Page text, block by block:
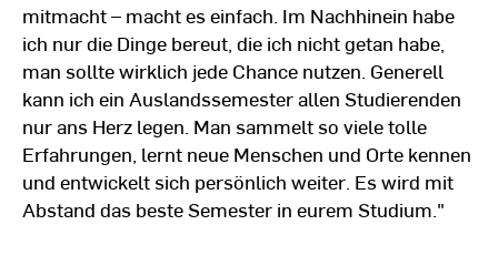
mitmacht – macht es einfach. Im Nachhinein habe
ich nur die Dinge bereut, die ich nicht getan habe,
man sollte wirklich jede Chance nutzen. Generell
kann ich ein Auslandssemester allen Studierenden
nur ans Herz legen. Man sammelt so viele tolle
Erfahrungen, lernt neue Menschen und Orte kennen
und entwickelt sich persönlich weiter. Es wird mit
Abstand das beste Semester in eurem Studium."